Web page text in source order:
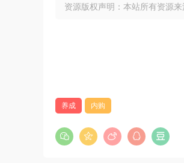
资源版权声明：本站所有资源
养成 内购